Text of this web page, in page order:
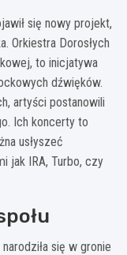
się nowy projekt,
Orkiestra Dorosłych
to inicjatywa
dźwięków.
artyści postanowili
Ich koncerty to
usłyszeć
jak IRA, Turbo, czy
się w gronie